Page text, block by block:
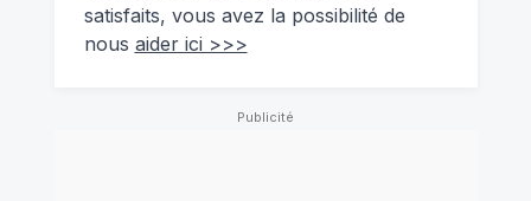
satisfaits, vous avez la possibilité de
nous aider ici >>>